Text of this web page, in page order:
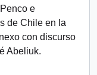
e
de Chile en la
con discurso
Abeliuk.